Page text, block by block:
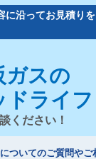
に沿ってお見積り
ガスの
ドライ
ください！
ついてのご質問やご